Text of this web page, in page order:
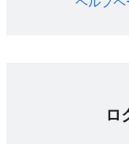
ロ